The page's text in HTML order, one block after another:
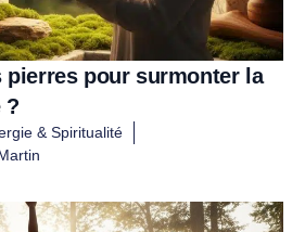
pierres pour surmonter la
?
& Spiritualité